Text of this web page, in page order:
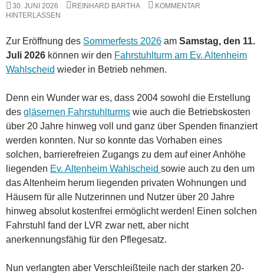
30. JUNI 2026 REINHARD BARTHA
KOMMENTAR
HINTERLASSEN
Zur Eröffnung des Sommerfests 2026 am Samstag, den 11.
Juli 2026 können wir den Fahrstuhlturm am Ev. Altenheim
Wahlscheid wieder in Betrieb nehmen.
Denn ein Wunder war es, dass 2004 sowohl die Erstellung
des gläsernen Fahrstuhlturms wie auch die Betriebskosten
über 20 Jahre hinweg voll und ganz über Spenden finanziert
werden konnten. Nur so konnte das Vorhaben eines
solchen, barrierefreien Zugangs zu dem auf einer Anhöhe
liegenden Ev. Altenheim Wahlscheid sowie auch zu den um
das Altenheim herum liegenden privaten Wohnungen und
Häusern für alle Nutzerinnen und Nutzer über 20 Jahre
hinweg absolut kostenfrei ermöglicht werden! Einen solchen
Fahrstuhl fand der LVR zwar nett, aber nicht
anerkennungsfähig für den Pflegesatz.
Nun verlangten aber Verschleißteile nach der starken 20-